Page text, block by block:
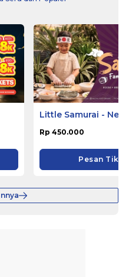
Little Samurai -
Rp 450.000
Pesan Tiket